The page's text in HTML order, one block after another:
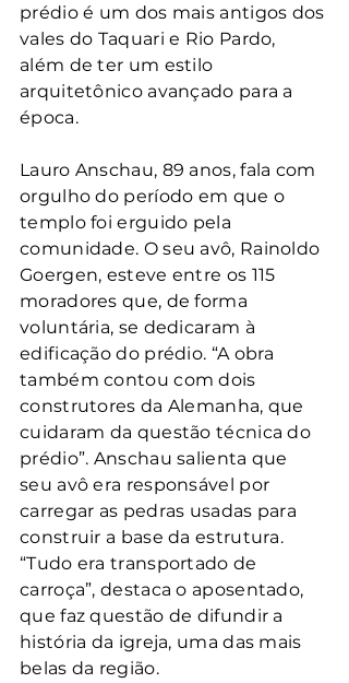
prédio é um dos mais antigos dos
vales do Taquari e Rio Pardo,
além de ter um estilo
arquitetônico avançado para a
época.
Lauro Anschau, 89 anos, fala com
orgulho do período em que o
templo foi erguido pela
comunidade. O seu avô, Rainoldo
Goergen, esteve entre os 115
moradores que, de forma
voluntária, se dedicaram à
edificação do prédio. “A obra
também contou com dois
construtores da Alemanha, que
cuidaram da questão técnica do
prédio”. Anschau salienta que
seu avô era responsável por
carregar as pedras usadas para
construir a base da estrutura.
“Tudo era transportado de
carroça”, destaca o aposentado,
que faz questão de difundir a
história da igreja, uma das mais
belas da região.